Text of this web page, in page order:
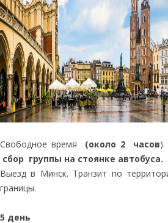
Свободное время (около 2 часов).
сбор группы на стоянке автобуса.
Выезд в Минск. Транзит по
границы.
5 день